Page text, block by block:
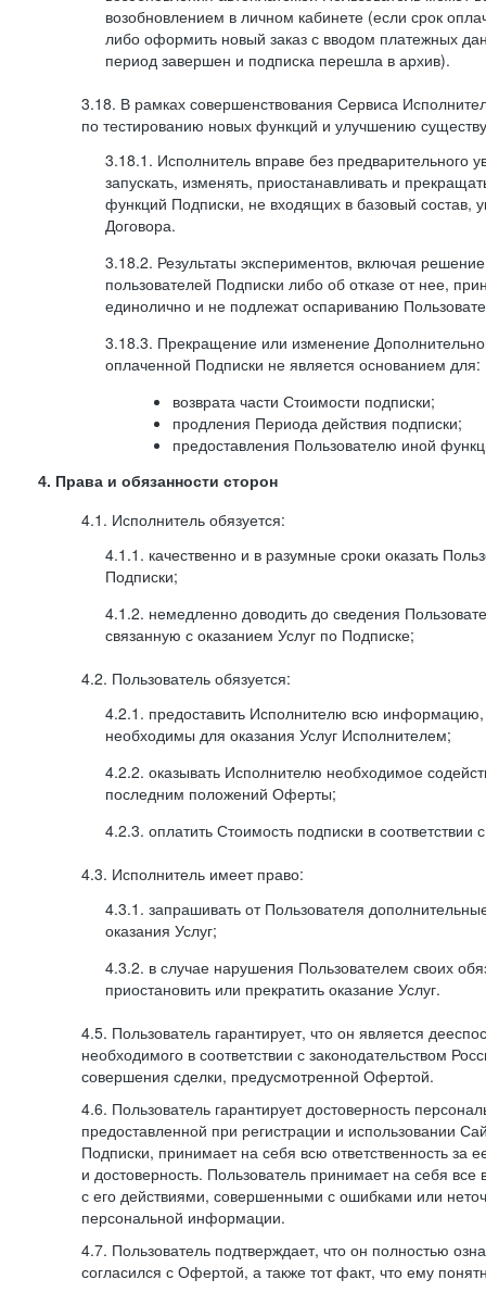
возобновлением в личном кабинете (если срок
либо оформить новый заказ с вводом платежных
период завершен и подписка перешла в архив).
3.18. В рамках совершенствования Сервиса
по тестированию новых функций и улучшению
3.18.1. Исполнитель вправе без предварительного
запускать, изменять, приостанавливать и
функций Подписки, не входящих в базовый состав,
Договора.
3.18.2. Результаты экспериментов, включая
пользователей Подписки либо об отказе от нее,
единолично и не подлежат оспариванию
3.18.3. Прекращение или изменение
оплаченной Подписки не является основанием для:
возврата части Стоимости подписки;
продления Периода действия подписки;
предоставления Пользователю иной
4. Права и обязанности сторон
4.1. Исполнитель обязуется:
4.1.1. качественно и в разумные сроки оказать
Подписки;
4.1.2. немедленно доводить до сведения
связанную с оказанием Услуг по Подписке;
4.2. Пользователь обязуется:
4.2.1. предоставить Исполнителю всю
необходимы для оказания Услуг Исполнителем;
4.2.2. оказывать Исполнителю необходимое
последним положений Оферты;
4.2.3. оплатить Стоимость подписки в
4.3. Исполнитель имеет право:
4.3.1. запрашивать от Пользователя
оказания Услуг;
4.3.2. в случае нарушения Пользователем своих
приостановить или прекратить оказание Услуг.
4.5. Пользователь гарантирует, что он является
необходимого в соответствии с законодательством
совершения сделки, предусмотренной Офертой.
4.6. Пользователь гарантирует достоверность
предоставленной при регистрации и использовании
Подписки, принимает на себя всю ответственность за
и достоверность. Пользователь принимает на себя
с его действиями, совершенными с ошибками или
персональной информации.
4.7. Пользователь подтверждает, что он полностью
согласился с Офертой, а также тот факт, что ему